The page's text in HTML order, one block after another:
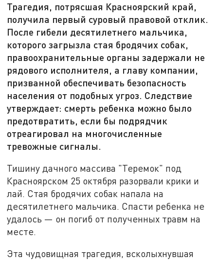
Трагедия, потрясшая Красноярский край,
получила первый суровый правовой отклик.
После гибели десятилетнего мальчика,
которого загрызла стая бродячих собак,
правоохранительные органы задержали не
рядового исполнителя, а главу компании,
призванной обеспечивать безопасность
населения от подобных угроз. Следствие
утверждает: смерть ребенка можно было
предотвратить, если бы подрядчик
отреагировал на многочисленные
тревожные сигналы.
Тишину дачного массива "Теремок" под
Красноярском 25 октября разорвали крики и
лай. Стая бродячих собак напала на
десятилетнего мальчика. Спасти ребенка не
удалось — он погиб от полученных травм на
месте.
Эта чудовищная трагедия, всколыхнувшая